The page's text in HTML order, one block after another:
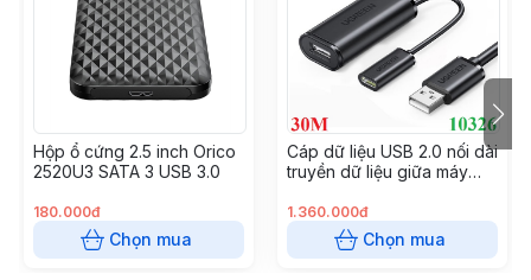
Hộp ổ cứng 2.5 inch Orico
2520U3 SATA 3 USB 3.0
180.000đ
Chọn mua
Cáp dữ liệu USB 2.0 nối dài
truyền dữ liệu giữa máy
chipset dài 30m Ugreen (
10326)
1.360.000đ
Chọn mua